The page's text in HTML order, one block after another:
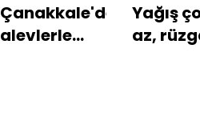
Çanakkale'de
alevlerle
Yağış
az,